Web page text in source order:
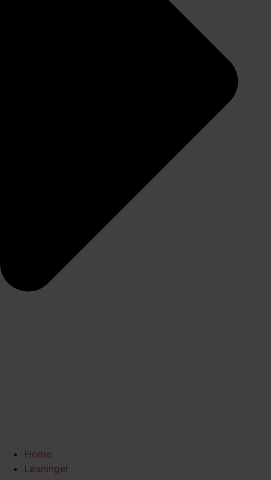
Home
Løsninger